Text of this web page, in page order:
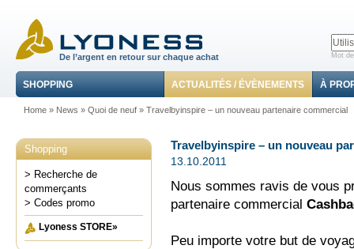
De l’argent en retour sur chaque achat Mot
SHOPPING ACTUALITÉS / ÉVÈNEMENTS À
Home» News » Quoi de neuf» Travelbyinspire – un nouveau partenaire commercial
Shopping
> Recherche de
commerçants
> Codes promo
Lyoness STORE»
Travelbyinspire – un nouveau
13.10.2011
Nous sommes ravis de vous
partenaire commercial
Peu importe votre but de